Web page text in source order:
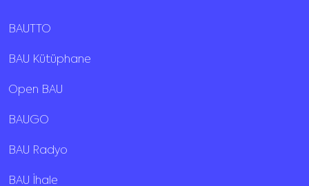
BAUTTO
BAU Kütüphane
Open BAU
BAUGO
BAU Radyo
BAU İhale